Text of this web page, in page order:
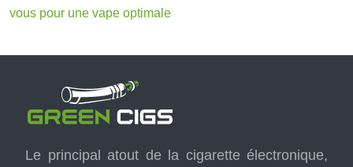
vous pour une vape optimale
Le principal atout de la cigarette électronique,